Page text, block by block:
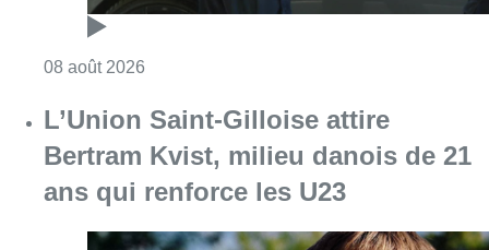
08 août 2026
L’Union Saint-Gilloise attire
Bertram Kvist, milieu danois de 21
ans qui renforce les U23